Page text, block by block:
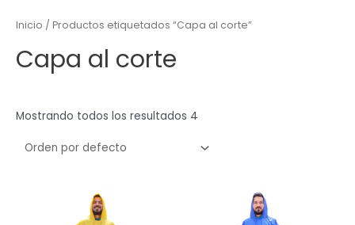
Inicio / Productos etiquetados “Capa al corte”
Capa al corte
Mostrando todos los resultados 4